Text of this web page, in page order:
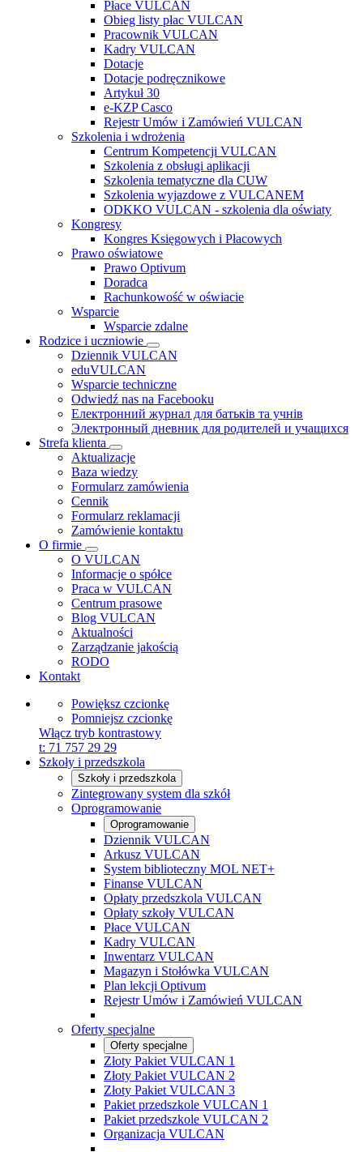
Płace VULCAN
Obieg listy płac VULCAN
Pracownik VULCAN
Kadry VULCAN
Dotacje
Dotacje podręcznikowe
Artykuł 30
e-KZP Casco
Rejestr Umów i Zamówień VULCAN
Szkolenia i wdrożenia
Centrum Kompetencji VULCAN
Szkolenia z obsługi aplikacji
Szkolenia tematyczne dla CUW
Szkolenia wyjazdowe z VULCANEM
ODKKO VULCAN - szkolenia dla oświaty
Kongresy
Kongres Księgowych i Płacowych
Prawo oświatowe
Prawo Optivum
Doradca
Rachunkowość w oświacie
Wsparcie
Wsparcie zdalne
Rodzice i uczniowie
Dziennik VULCAN
eduVULCAN
Wsparcie techniczne
Odwiedź nas na Facebooku
Електронний журнал для батьків та учнів
Электронный дневник для родителей и учащихся
Strefa klienta
Aktualizacje
Baza wiedzy
Formularz zamówienia
Cennik
Formularz reklamacji
Zamówienie kontaktu
O firmie
O VULCAN
Informacje o spółce
Praca w VULCAN
Centrum prasowe
Blog VULCAN
Aktualności
Zarządzanie jakością
RODO
Kontakt
Powiększ czcionkę
Pomniejsz czcionkę
Włącz tryb kontrastowy
t: 71 757 29 29
Szkoły i przedszkola
Szkoły i przedszkola
Zintegrowany system dla szkół
Oprogramowanie
Oprogramowanie
Dziennik VULCAN
Arkusz VULCAN
System biblioteczny MOL NET+
Finanse VULCAN
Opłaty przedszkola VULCAN
Opłaty szkoły VULCAN
Płace VULCAN
Kadry VULCAN
Inwentarz VULCAN
Magazyn i Stołówka VULCAN
Plan lekcji Optivum
Rejestr Umów i Zamówień VULCAN
Oferty specjalne
Oferty specjalne
Złoty Pakiet VULCAN 1
Złoty Pakiet VULCAN 2
Złoty Pakiet VULCAN 3
Pakiet przedszkole VULCAN 1
Pakiet przedszkole VULCAN 2
Organizacja VULCAN